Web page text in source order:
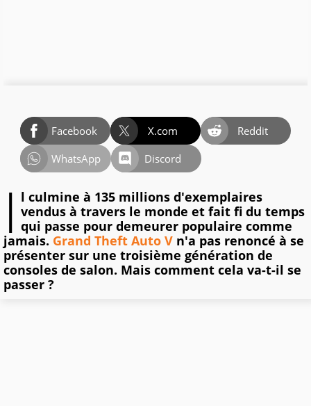
Facebook X.com
Reddit
WhatsApp
Discord
I l culmine à 135 millions d'exemplaires
vendus à travers le monde et fait fi du temps
qui passe pour demeurer populaire comme
jamais. Grand Theft Auto V n'a pas renoncé à se
présenter sur une troisième génération de
consoles de salon. Mais comment cela va-t-il se
passer ?